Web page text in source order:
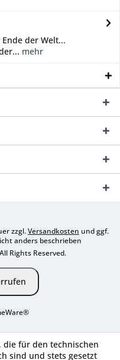
der Welt...
mehr
zzgl.Versandkosten und ggf.
anders beschrieben
Rights Reserved.
die für den technischen
sind und stets gesetzt